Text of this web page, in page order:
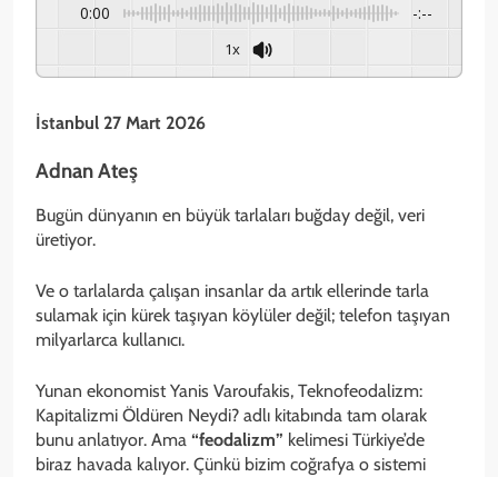
0:00 -:--
1x
İstanbul 27 Mart 2026
Adnan Ateş
Bugün dünyanın en büyük tarlaları buğday değil, veri
üretiyor.
Ve o tarlalarda çalışan insanlar da artık ellerinde tarla
sulamak için kürek taşıyan köylüler değil; telefon taşıyan
milyarlarca kullanıcı.
Yunan ekonomist Yanis Varoufakis, Teknofeodalizm:
Kapitalizmi Öldüren Neydi? adlı kitabında tam olarak
bunu anlatıyor. Ama “feodalizm” kelimesi Türkiye’de
biraz havada kalıyor. Çünkü bizim coğrafya o sistemi